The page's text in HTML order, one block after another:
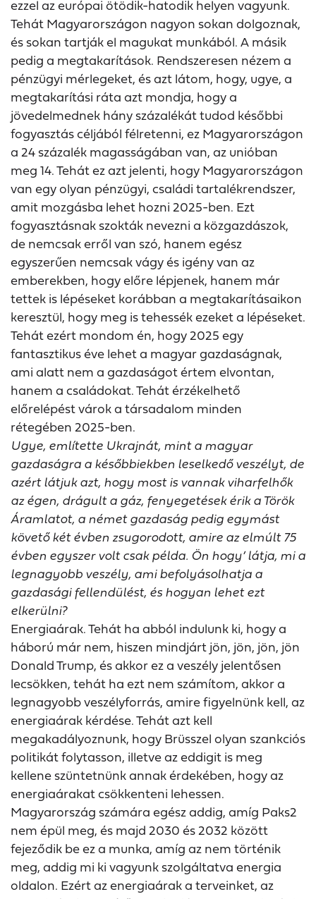
ezzel az európai ötödik-hatodik helyen vagyunk.
Tehát Magyarországon nagyon sokan dolgoznak,
és sokan tartják el magukat munkából. A másik
pedig a megtakarítások. Rendszeresen nézem a
pénzügyi mérlegeket, és azt látom, hogy, ugye, a
megtakarítási ráta azt mondja, hogy a
jövedelmednek hány százalékát tudod későbbi
fogyasztás céljából félretenni, ez Magyarországon
a 24 százalék magasságában van, az unióban
meg 14. Tehát ez azt jelenti, hogy Magyarországon
van egy olyan pénzügyi, családi tartalékrendszer,
amit mozgásba lehet hozni 2025-ben. Ezt
fogyasztásnak szokták nevezni a közgazdászok,
de nemcsak erről van szó, hanem egész
egyszerűen nemcsak vágy és igény van az
emberekben, hogy előre lépjenek, hanem már
tettek is lépéseket korábban a megtakarításaikon
keresztül, hogy meg is tehessék ezeket a lépéseket.
Tehát ezért mondom én, hogy 2025 egy
fantasztikus éve lehet a magyar gazdaságnak,
ami alatt nem a gazdaságot értem elvontan,
hanem a családokat. Tehát érzékelhető
előrelépést várok a társadalom minden
rétegében 2025-ben.
Ugye, említette Ukrajnát, mint a magyar
gazdaságra a későbbiekben leselkedő veszélyt, de
azért látjuk azt, hogy most is vannak viharfelhők
az égen, drágult a gáz, fenyegetések érik a Török
Áramlatot, a német gazdaság pedig egymást
követő két évben zsugorodott, amire az elmúlt 75
évben egyszer volt csak példa. Ön hogy’ látja, mi a
legnagyobb veszély, ami befolyásolhatja a
gazdasági fellendülést, és hogyan lehet ezt
elkerülni?
Energiaárak. Tehát ha abból indulunk ki, hogy a
háború már nem, hiszen mindjárt jön, jön, jön, jön
Donald Trump, és akkor ez a veszély jelentősen
lecsökken, tehát ha ezt nem számítom, akkor a
legnagyobb veszélyforrás, amire figyelnünk kell, az
energiaárak kérdése. Tehát azt kell
megakadályoznunk, hogy Brüsszel olyan szankciós
politikát folytasson, illetve az eddigit is meg
kellene szüntetnünk annak érdekében, hogy az
energiaárakat csökkenteni lehessen.
Magyarország számára egész addig, amíg Paks2
nem épül meg, és majd 2030 és 2032 között
fejeződik be ez a munka, amíg az nem történik
meg, addig mi ki vagyunk szolgáltatva energia
oldalon. Ezért az energiaárak a terveinket, az